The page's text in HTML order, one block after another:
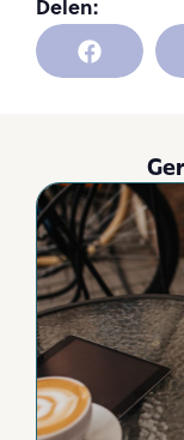
Delen: